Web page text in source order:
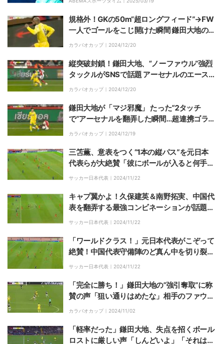
規格外！GKの50m“超ロングフィード”→FW
一人でゴールをこじ開けた瞬間 鎌田大地の同
僚が「屈強すぎる」ネット驚愕
カラバオカップ｜ 2024/12/20
縦突破封鎖！鎌田大地、“ノーファウル”強烈
タックルがSNSで話題 アーセナルのエース
に神対応で賞賛も「鎌田偉い！」
カラバオカップ｜ 2024/12/20
鎌田大地が「マジ邪魔」 たった“2タッチ
で”アーセナルを翻弄した瞬間…超連携ゴラッ
ソに相手ファンも最大級の賛辞
カラバオカップ｜ 2024/12/19
三笘薫、意表をつく“1本の縦パス”を元日本
代表らが大絶賛「彼にボールが入ると何手で
も作れる」「そういう選手は少ない」
サッカー日本代表｜ 2024/11/22
キャプ翼かよ！久保建英＆南野拓実、中国代
表を翻弄する最強コンビネーションが話題
「翼くんと岬くん」「神々の遊びかよ」
サッカー日本代表｜ 2024/11/22
「ワールドクラス！」元日本代表がこぞって
絶賛！中国代表守備陣のど真ん中を切り裂く
超高速キラーパス＆ビタ止めトラップが脚光
サッカー日本代表｜ 2024/11/22
「完全に勝ち！」鎌田大地の“強引奪取”に称
賛の声「狙い通りはめたな」相手のファウル
を誘う猛烈プレス発動の瞬間
カラバオカップ｜ 2024/11/02
「軽率だった」鎌田大地、失点を招くボール
ロストに厳しい声「しんどいよ」「それはな